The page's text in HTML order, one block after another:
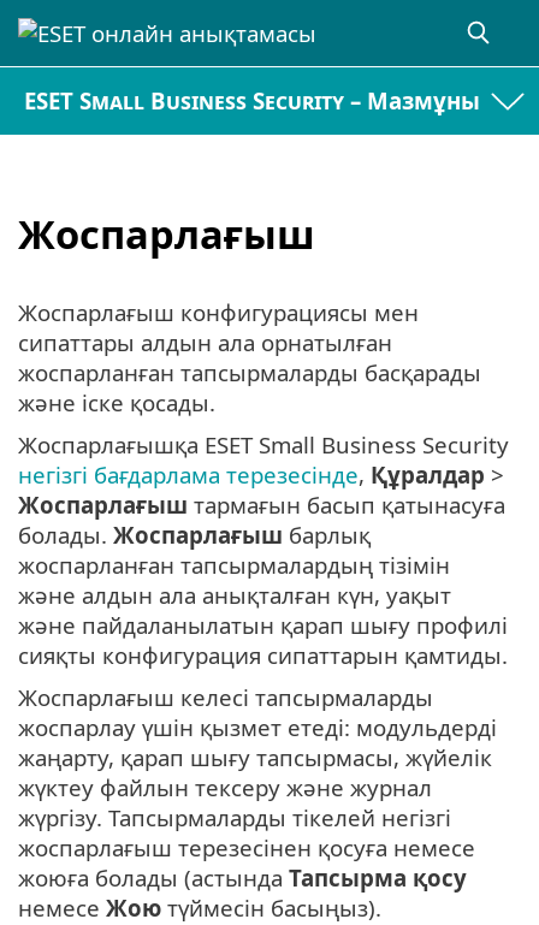
ESET Small Business Security – Мазмұны
Жоспарлағыш
Жоспарлағыш конфигурациясы мен
сипаттары алдын ала орнатылған
жоспарланған тапсырмаларды басқарады
және іске қосады.
Жоспарлағышқа ESET Small Business Security
негізгі бағдарлама терезесінде, Құралдар >
Жоспарлағыш тармағын басып қатынасуға
болады. Жоспарлағыш барлық
жоспарланған тапсырмалардың тізімін
және алдын ала анықталған күн, уақыт
және пайдаланылатын қарап шығу профилі
сияқты конфигурация сипаттарын қамтиды.
Жоспарлағыш келесі тапсырмаларды
жоспарлау үшін қызмет етеді: модульдерді
жаңарту, қарап шығу тапсырмасы, жүйелік
жүктеу файлын тексеру және журнал
жүргізу. Тапсырмаларды тікелей негізгі
жоспарлағыш терезесінен қосуға немесе
жоюға болады (астында Тапсырма қосу
немесе Жою түймесін басыңыз).